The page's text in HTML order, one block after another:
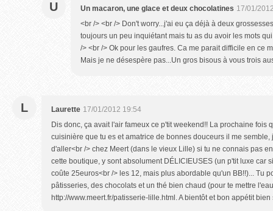
U Un macaron, une glace et deux chocolatines 17/01/
<br /> <br /> Don't worry...j'ai eu ça déjà à deux
toujours un peu inquiétant mais tu as du avoir les mots
/> <br /> Ok pour les gaufres. Ca me parait difficile en ce
Mais je ne désespère pas...Un gros bisous à vous trois
L Laurette 17/01/2012 19:54
Dis donc, ça avait l'air fameux ce p'tit weekend!! La prochaine fois
cuisinière que tu es et amatrice de bonnes douceurs il me
d'aller<br /> chez Meert (dans le vieux Lille) si tu ne connais pas
cette boutique, y sont absolument DÉLICIEUSES (un p'tit luxe car
coûte 25euros<br /> les 12, mais plus abordable qu'un BB!!)... Tu
pâtisseries, des chocolats et un thé bien chaud (pour te mettre
http://www.meert.fr/patisserie-lille.html. A bientôt et bon appétit bien